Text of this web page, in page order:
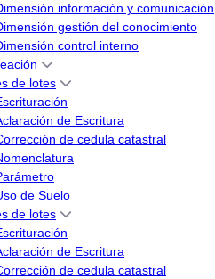
información y comunicación
gestión del conocimiento
control interno
de lotes
de Escritura
de cedula catastral
de Suelo
de lotes
de Escritura
de cedula catastral